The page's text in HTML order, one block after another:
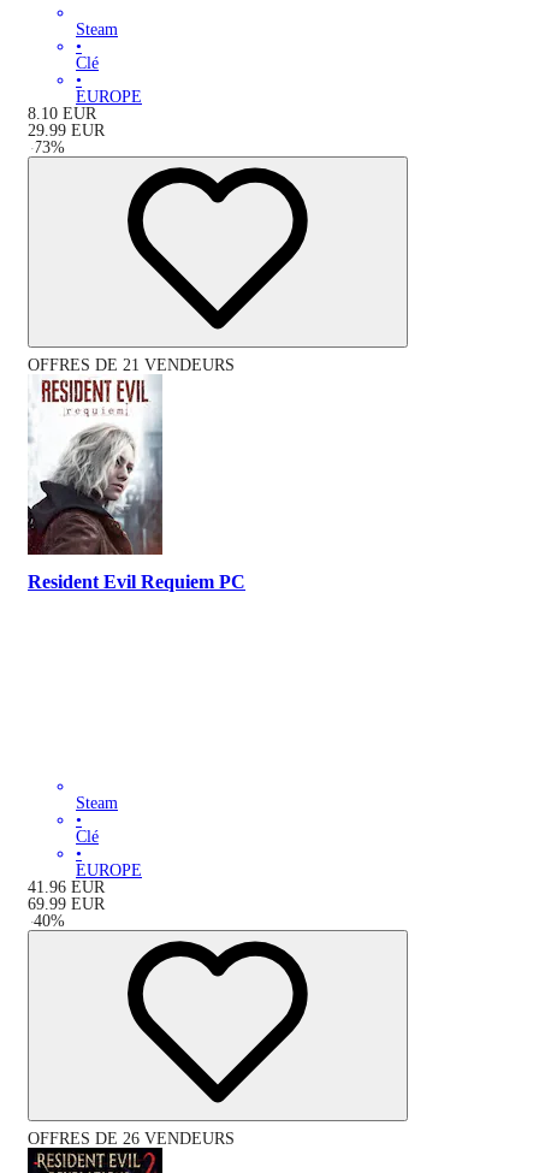
Steam
•
Clé
•
EUROPE
8.10 EUR
29.99 EUR
-73%
OFFRES DE 21 VENDEURS
Resident Evil Requiem PC
Steam
•
Clé
•
EUROPE
41.96 EUR
69.99 EUR
-40%
OFFRES DE 26 VENDEURS